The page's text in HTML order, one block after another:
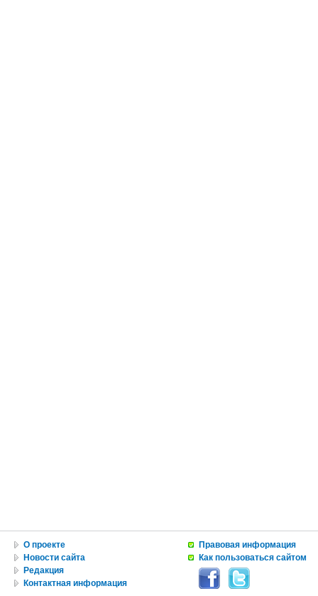
О проекте
Новости сайта
Редакция
Контактная информация
Правовая информация
Как пользоваться сайтом